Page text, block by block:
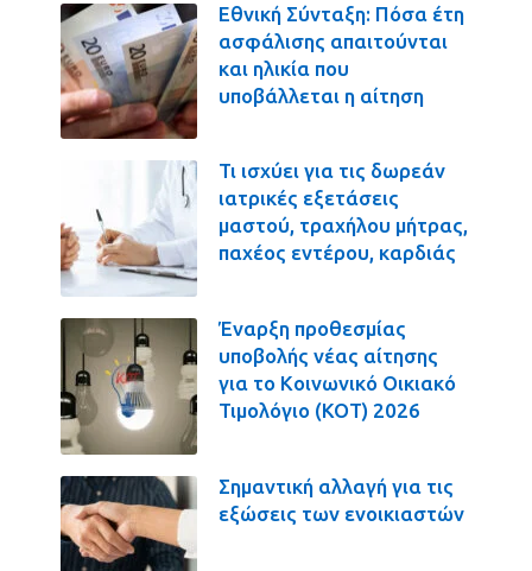
Εθνική Σύνταξη: Πόσα έτη
ασφάλισης απαιτούνται
και ηλικία που
υποβάλλεται η αίτηση
Τι ισχύει για τις δωρεάν
ιατρικές εξετάσεις
μαστού, τραχήλου μήτρας,
παχέος εντέρου, καρδιάς
Έναρξη προθεσμίας
υποβολής νέας αίτησης
για το Κοινωνικό Οικιακό
Τιμολόγιο (ΚΟΤ) 2026
Σημαντική αλλαγή για τις
εξώσεις των ενοικιαστών